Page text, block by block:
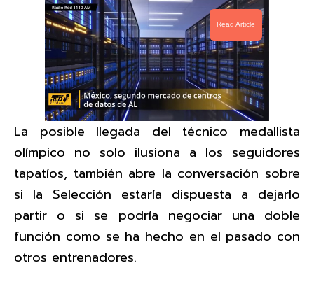
Read Article
La posible llegada del técnico medallista
olímpico no solo ilusiona a los seguidores
tapatíos, también abre la conversación sobre
si la Selección estaría dispuesta a dejarlo
partir o si se podría negociar una doble
función como se ha hecho en el pasado con
otros entrenadores.